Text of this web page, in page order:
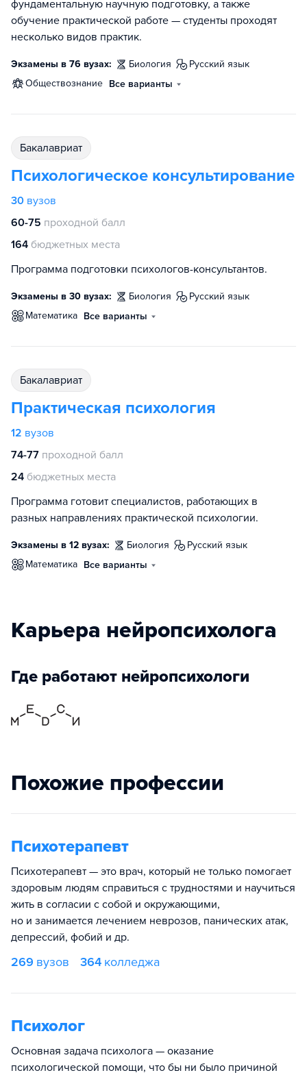
фундаментальную научную подготовку, а также
обучение практической работе — студенты проходят
несколько видов практик.
Экзамены в 76 вузах: биология
русский язык
обществознание Все варианты
бакалавриат
Психологическое консультирование
30 вузов
60-75 проходной балл
164 бюджетных места
Программа подготовки психологов-консультантов.
Экзамены в 30 вузах: биология
русский язык
математика Все варианты
бакалавриат
Практическая психология
12 вузов
74-77 проходной балл
24 бюджетных места
Программа готовит специалистов, работающих в
разных направлениях практической психологии.
Экзамены в 12 вузах: биология
русский язык
математика Все варианты
Карьера нейропсихолога
Где работают нейропсихологи
Похожие профессии
Психотерапевт
Психотерапевт — это врач, который не только помогает
здоровым людям справиться с трудностями и научиться
жить в согласии с собой и окружающими,
но и занимается лечением неврозов, панических атак,
депрессий, фобий и др.
269 вузов 364 колледжа
Психолог
Основная задача психолога — оказание
психологической помощи, что бы ни было причиной